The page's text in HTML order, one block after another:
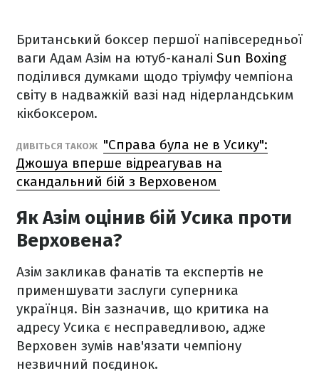
Британський боксер першої напівсередньої
ваги Адам Азім на ютуб-каналі Sun Boxing
поділився думками щодо тріумфу чемпіона
світу в надважкій вазі над нідерландським
кікбоксером.
ДИВІТЬСЯ ТАКОЖ "Справа була не в Усику":
Джошуа вперше відреагував на
скандальний бій з Верховеном
Як Азім оцінив бій Усика проти
Верховена?
Азім закликав фанатів та експертів не
применшувати заслуги суперника
українця. Він зазначив, що критика на
адресу Усика є несправедливою, адже
Верховен зумів нав'язати чемпіону
незвичний поєдинок.